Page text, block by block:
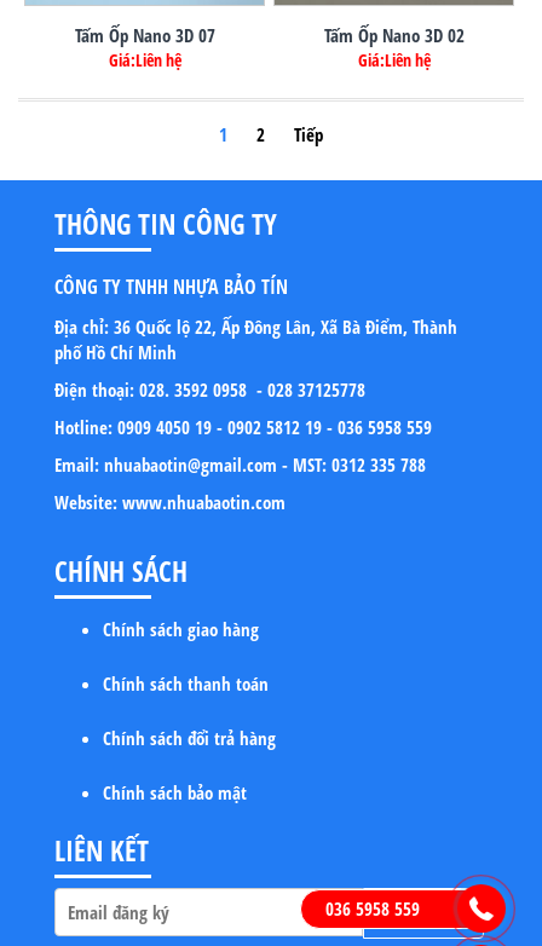
036 5958 559
Tấm Ốp Nano 3D 07
Giá:Liên hệ
Tấm Ốp Nano 3D 02
Giá:Liên hệ
1 2 Tiếp
THÔNG TIN CÔNG TY
CÔNG TY TNHH NHỰA BẢO TÍN
Địa chỉ: 36 Quốc lộ 22, Ấp Đông Lân, Xã Bà Điểm, Thành
phố Hồ Chí Minh
Điện thoại: 028. 3592 0958 - 028 37125778
Hotline: 0909 4050 19 - 0902 5812 19 - 036 5958 559
Email: nhuabaotin@gmail.com - MST: 0312 335 788
Website: www.nhuabaotin.com
CHÍNH SÁCH
Chính sách giao hàng
Chính sách thanh toán
Chính sách đổi trả hàng
Chính sách bảo mật
LIÊN KẾT